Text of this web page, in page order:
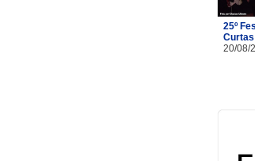
25º
Curtas
20/08/